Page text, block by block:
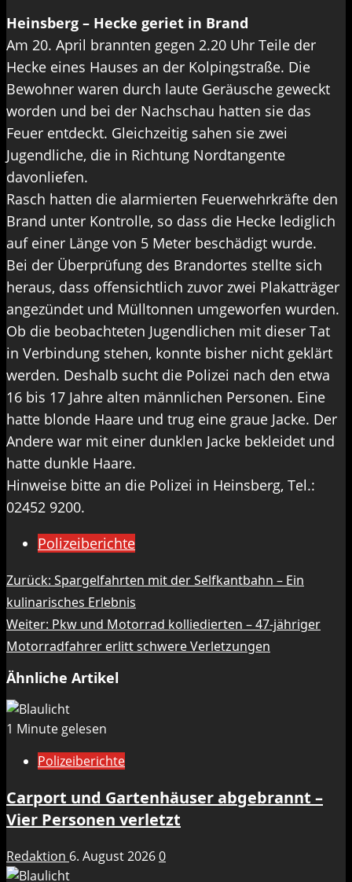
Heinsberg – Hecke geriet in Brand
Am 20. April brannten gegen 2.20 Uhr Teile der
Hecke eines Hauses an der Kolpingstraße. Die
Bewohner waren durch laute Geräusche geweckt
worden und bei der Nachschau hatten sie das
Feuer entdeckt. Gleichzeitig sahen sie zwei
Jugendliche, die in Richtung Nordtangente
davonliefen.
Rasch hatten die alarmierten Feuerwehrkräfte den
Brand unter Kontrolle, so dass die Hecke lediglich
auf einer Länge von 5 Meter beschädigt wurde.
Bei der Überprüfung des Brandortes stellte sich
heraus, dass offensichtlich zuvor zwei Plakatträger
angezündet und Mülltonnen umgeworfen wurden.
Ob die beobachteten Jugendlichen mit dieser Tat
in Verbindung stehen, konnte bisher nicht geklärt
werden. Deshalb sucht die Polizei nach den etwa
16 bis 17 Jahre alten männlichen Personen. Eine
hatte blonde Haare und trug eine graue Jacke. Der
Andere war mit einer dunklen Jacke bekleidet und
hatte dunkle Haare.
Hinweise bitte an die Polizei in Heinsberg, Tel.:
02452 9200.
Polizeiberichte
Beitragsnavigation
Zurück: Spargelfahrten mit der Selfkantbahn – Ein
kulinarisches Erlebnis
Weiter: Pkw und Motorrad kolliedierten – 47-jähriger
Motorradfahrer erlitt schwere Verletzungen
Ähnliche Artikel
1 Minute gelesen
Polizeiberichte
Carport und Gartenhäuser abgebrannt –
Vier Personen verletzt
Redaktion 6. August 20260